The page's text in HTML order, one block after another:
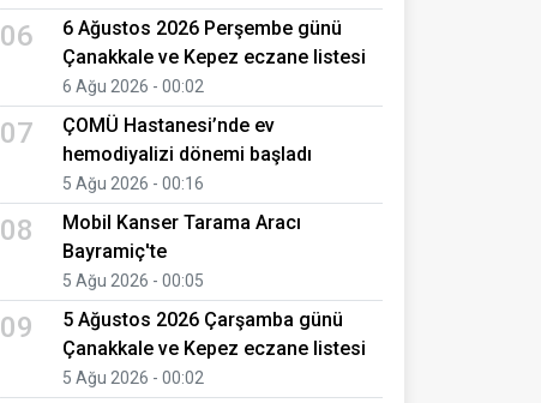
06
6 Ağustos 2026 Perşembe günü
Çanakkale ve Kepez eczane listesi
6 Ağu 2026 - 00:02
07
ÇOMÜ Hastanesi’nde ev
hemodiyalizi dönemi başladı
5 Ağu 2026 - 00:16
08
Mobil Kanser Tarama Aracı
Bayramiç'te
5 Ağu 2026 - 00:05
09
5 Ağustos 2026 Çarşamba günü
Çanakkale ve Kepez eczane listesi
5 Ağu 2026 - 00:02